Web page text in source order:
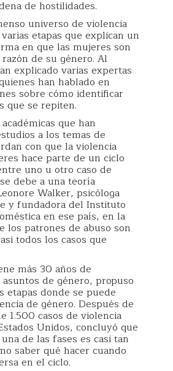
de hostilidades.
universo de violencia
etapas que explican un
en que las mujeres son
de su género. Al
explicado varias expertas
han hablado en
sobre cómo identificar
que se repiten.
que han
a los temas de
con que la violencia
hace parte de un ciclo
uno u otro caso de
debe a una teoría
Walker, psicóloga
y fundadora del Instituto
en ese país, en la
los patrones de abuso son
todos los casos que
más 30 años de
de género, propuso
etapas donde se puede
de género. Después de
1.500 casos de violencia
Unidos, concluyó que
de las fases es casi tan
saber qué hacer cuando
en el ciclo.